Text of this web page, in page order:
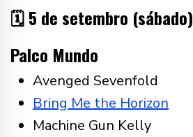
🗓️ 5 de setembro (sábado)
Palco Mundo
Avenged Sevenfold
Bring Me the Horizon
Machine Gun Kelly